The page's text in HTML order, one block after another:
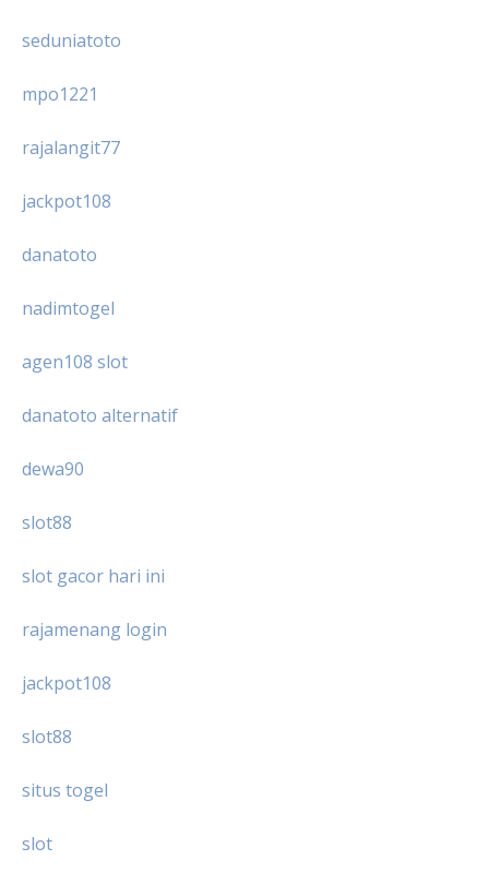
seduniatoto
mpo1221
rajalangit77
jackpot108
danatoto
nadimtogel
agen108 slot
danatoto alternatif
dewa90
slot88
slot gacor hari ini
rajamenang login
jackpot108
slot88
situs togel
slot